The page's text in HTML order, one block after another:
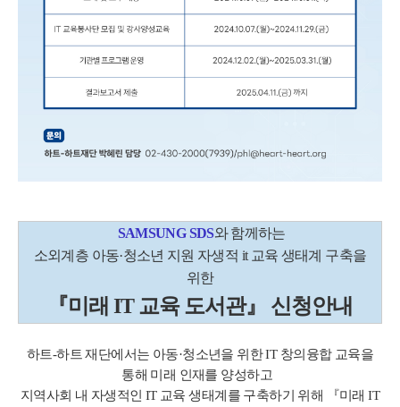
SAMSUNG SDS와 함께하는
소외계층 아동·청소년 지원 자생적 it 교육 생태계 구축을
위한
『미래 IT 교육 도서관』 신청안내
하트-하트 재단에서는 아동·청소년을 위한 IT 창의융합 교육을
통해 미래 인재를 양성하고
지역사회 내 자생적인 IT 교육 생태계를 구축하기 위해 『미래 IT